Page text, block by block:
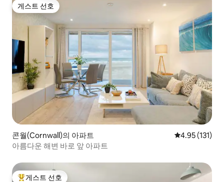
게스트 선호
게스트 선호
콘월(Cornwall)의 아파트 평점 4.95점(5
4.95 (131)
아름다운 해변 바로 앞 아파트
게스트 선호